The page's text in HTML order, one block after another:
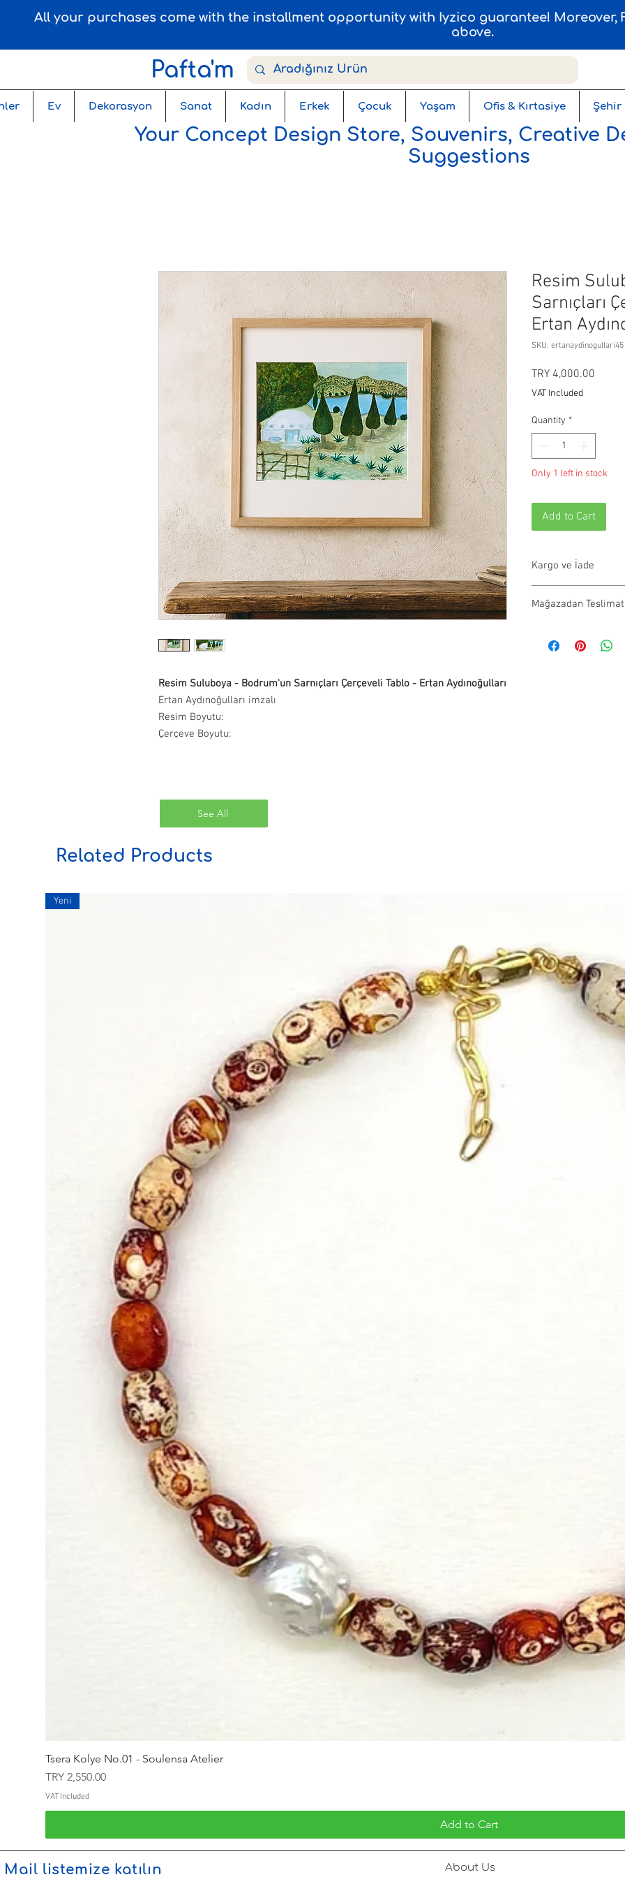
All your purchases come with the installment opportunity with Iyzico guarantee! Moreover,
above.
Pafta'm
Ev Dekorasyon Sanat Kadın Erkek Çocuk Yaşam Ofis & Kırtasiye Şehir
Your Concept Design Store, Souvenirs, Creative
Suggestions
Resim Suluboya - Bodrum'un Sarnıçları Çerçeveli Tablo - Ertan Aydınoğulları
Ertan Aydınoğulları imzalı
Resim Boyutu:
Çerçeve Boyutu:
Resim
Sarnıçları
Ertan
SKU: ertanaydinogullari45
TRY 4,000.00
VAT Included
Quantity *
Only 1 left in stock
Add to Cart
Kargo ve İade
olmayan ürünler 21
verildiğinde kargo
Mağazadan Teslimat
teslim alınabilir.
See All
Related Products
Yeni
Tsera Kolye No.01 - Soulensa Atelier
Price
TRY 2,550.00
VAT Included
Add to Cart
Mail listemize katılın About Us